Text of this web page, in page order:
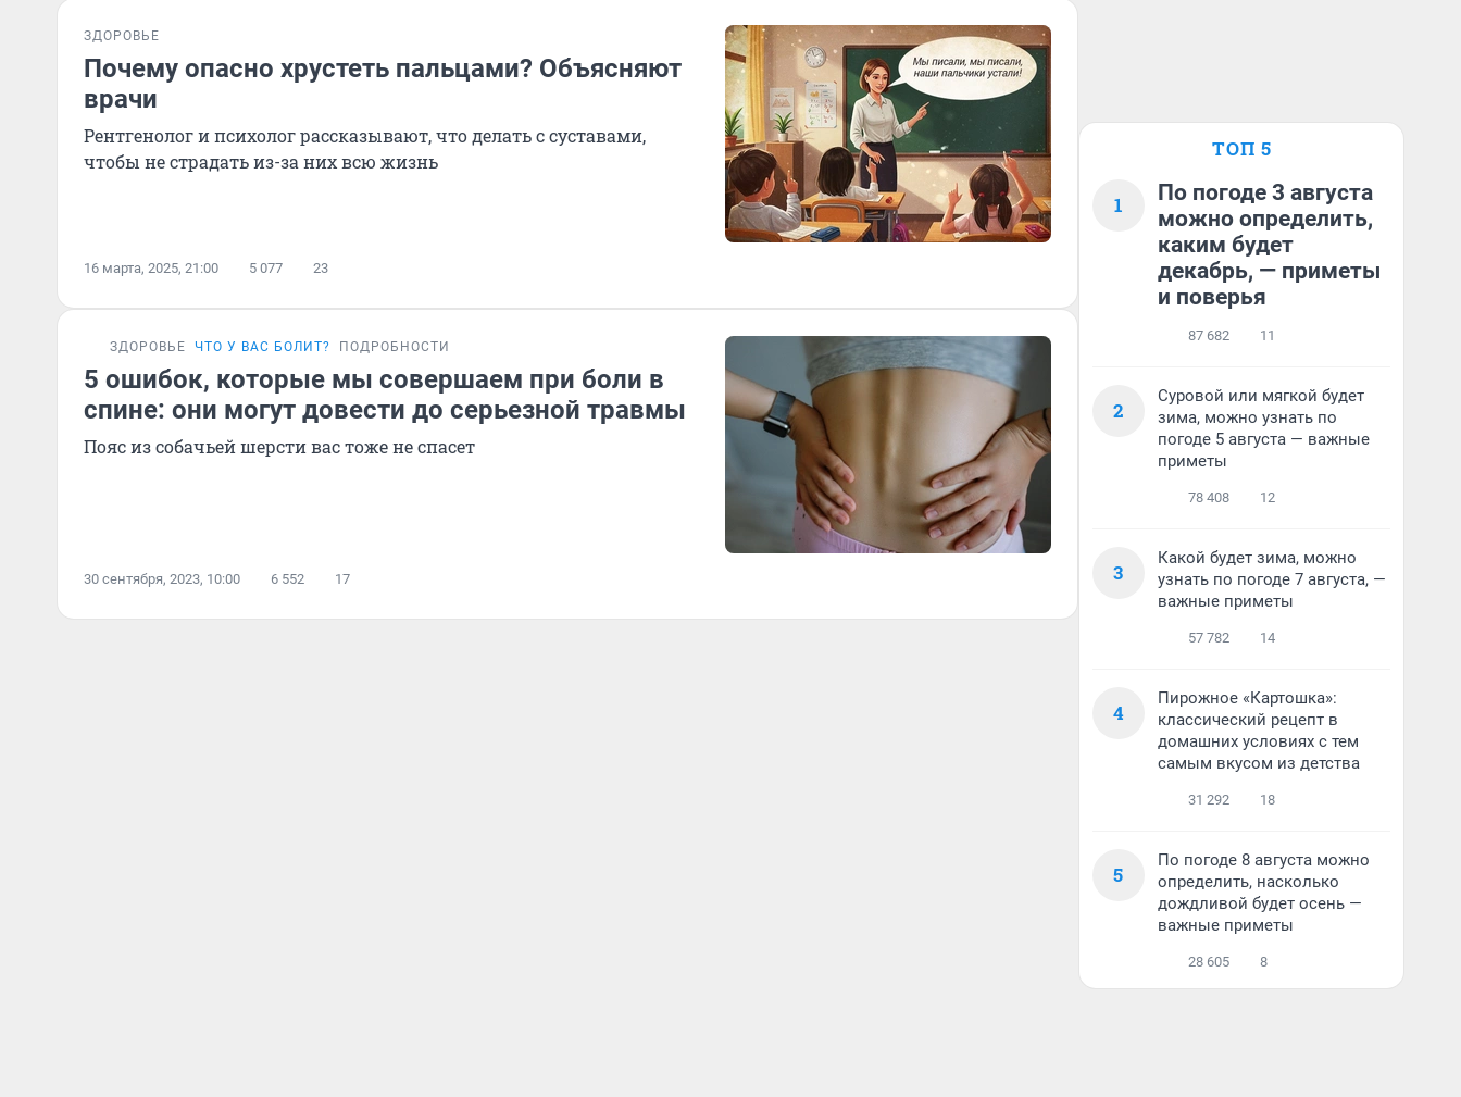
ЗДОРОВЬЕ
Почему опасно хрустеть пальцами? Объясняют
врачи
Рентгенолог и психолог рассказывают, что делать с суставами,
чтобы не страдать из-за них всю жизнь
16 марта, 2025, 21:00 5 077 23
ЗДОРОВЬЕ ЧТО У ВАС БОЛИТ? ПОДРОБНОСТИ
5 ошибок, которые мы совершаем при боли в
спине: они могут довести до серьезной травмы
Пояс из собачьей шерсти вас тоже не спасет
30 сентября, 2023, 10:00 6 552 17
ТОП 5
1
По погоде 3 августа
можно определить,
каким будет
декабрь, — приметы
и поверья
87 682 11
2
Суровой или мягкой будет
зима, можно узнать по
погоде 5 августа — важные
приметы
78 408 12
3
Какой будет зима, можно
узнать по погоде 7 августа, —
важные приметы
57 782 14
4
Пирожное «Картошка»:
классический рецепт в
домашних условиях с тем
самым вкусом из детства
31 292 18
5
По погоде 8 августа можно
определить, насколько
дождливой будет осень —
важные приметы
28 605 8